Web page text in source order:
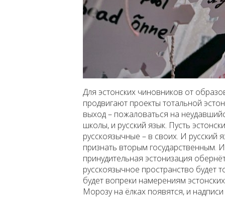
Для эстонских чиновников от
продвигают проекты тотальной
выход – пожаловаться на
школы, и русский язык. Пусть
русскоязычные – в своих. И русский
признать вторым государственным.
принудительная эстонизация
русскоязычное пространство будет
будет вопреки намерениям
Морозу на ёлках появятся, и